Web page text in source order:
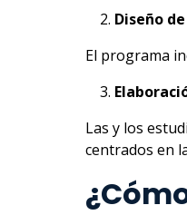
Diseño
El programa
Las y los
centrados en